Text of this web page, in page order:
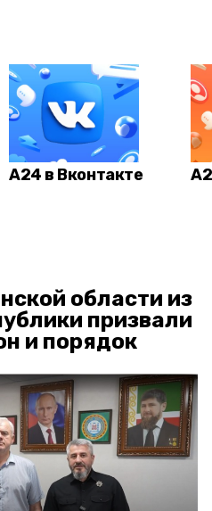
А24 в Вконтакте
области из
призвали
и порядок